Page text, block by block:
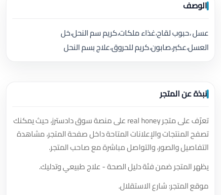
الوصف
عسل ،حبوب لقاح،غذاء ملكات،كريم سم النحل،خل
العسل،عكبر،صابون،كريم للحروق،علاج بسم النحل
نبذة عن المتجر
تعرّف على متجر real honey على منصة سوق دادسترز، حيث يمكنك
تصفح المنتجات والإعلانات المتاحة داخل صفحة المتجر، مشاهدة
التفاصيل والصور، والتواصل مباشرة مع صاحب المتجر.
يظهر المتجر ضمن فئة دليل الصحة - علاج طبيعي وتدليك.
موقع المتجر: شارع الاستقلال.